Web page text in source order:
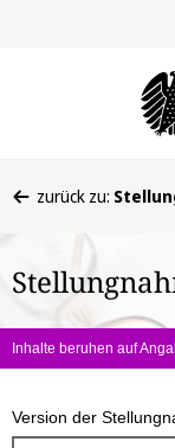
befinden
hier:
zurück zu:
Inhalte beruhen auf
Version der